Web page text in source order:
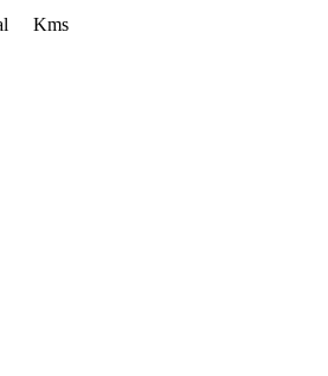
Kms